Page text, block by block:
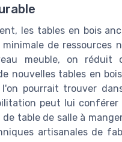
les tables en bois
de ressources
meuble, on réduit
nouvelles tables en
pourrait trouver
peut lui conférer
table de salle à
artisanales de